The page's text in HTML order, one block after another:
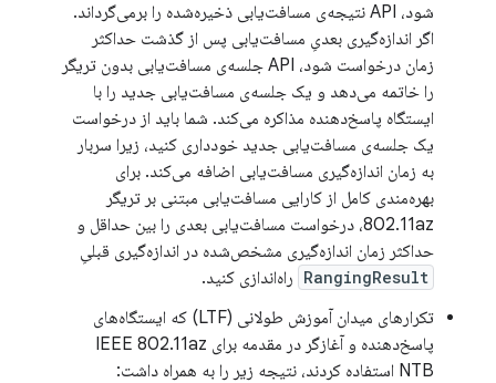
شود، API نتیجه‌ی مسافت‌یابی ذخیره‌شده را برمی‌گرداند.
اگر اندازه‌گیری بعدیِ مسافت‌یابی پس از گذشت حداکثر
زمان درخواست شود، API جلسه‌ی مسافت‌یابی بدون تریگر
را خاتمه می‌دهد و یک جلسه‌ی مسافت‌یابی جدید را با
ایستگاه پاسخ‌دهنده مذاکره می‌کند. شما باید از درخواست
یک جلسه‌ی مسافت‌یابی جدید خودداری کنید، زیرا سربار
به زمان اندازه‌گیری مسافت‌یابی اضافه می‌کند. برای
بهره‌مندی کامل از کارایی مسافت‌یابی مبتنی بر تریگر
802.11az، درخواست مسافت‌یابی بعدی را بین حداقل و
حداکثر زمان اندازه‌گیری مشخص‌شده در اندازه‌گیری قبلیِ
RangingResult راه‌اندازی کنید.
تکرارهای میدان آموزش طولانی (LTF) که ایستگاه‌های
پاسخ‌دهنده و آغازگر در مقدمه برای IEEE 802.11az
NTB استفاده کردند، نتیجه زیر را به همراه داشت: